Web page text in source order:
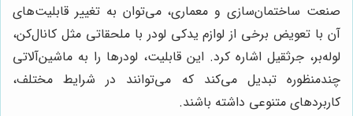
صنعت ساختمان‌سازی و معماری، می‌توان به تغییر قابلیت‌های
آن با تعویض برخی از لوازم یدکی لودر با ملحقاتی مثل کانال‌کن،
لوله‌بر، جرثقیل اشاره کرد. این قابلیت، لودرها را به ماشین‌آلاتی
چندمنظوره تبدیل می‌کند که می‌توانند در شرایط مختلف،
کاربردهای متنوعی داشته باشند.